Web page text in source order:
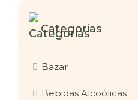
Categorias
Bazar
Bebidas Alcoólicas